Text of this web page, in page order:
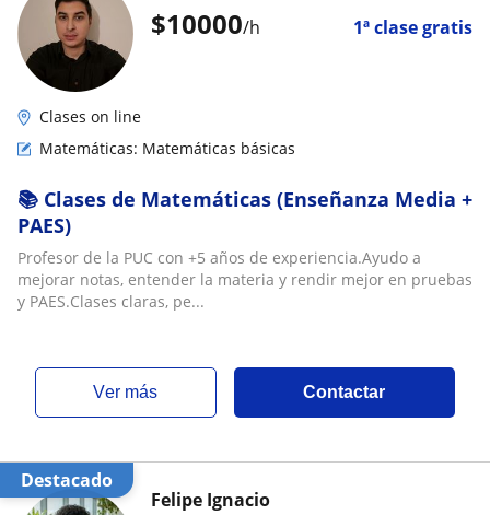
$10000/h 1ª clase gratis
Clases on line
Matemáticas: Matemáticas básicas
📚 Clases de Matemáticas (Enseñanza Media +
PAES)
Profesor de la PUC con +5 años de experiencia.Ayudo a
mejorar notas, entender la materia y rendir mejor en pruebas
y PAES.Clases claras, pe...
ver más Contactar
Destacado
Felipe Ignacio